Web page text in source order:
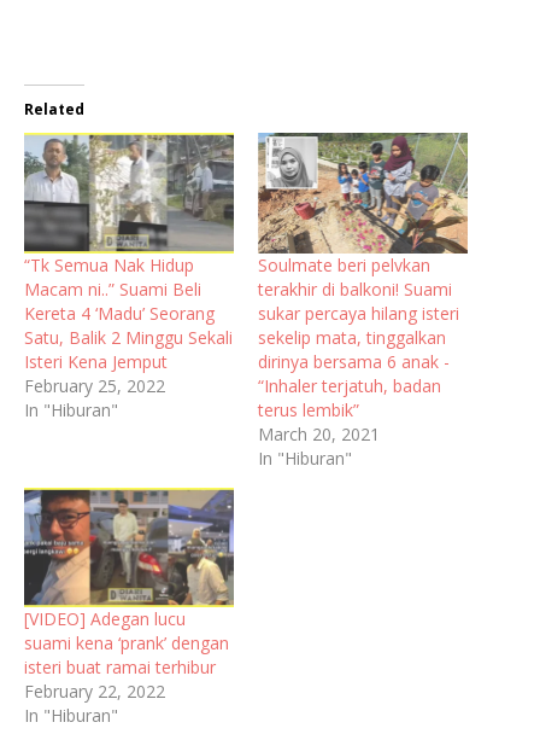
Related
“Tk Semua Nak Hidup
Macam ni..” Suami Beli
Kereta 4 ‘Madu’ Seorang
Satu, Balik 2 Minggu Sekali
Isteri Kena Jemput
February 25, 2022
In "Hiburan"
Soulmate beri pelvkan
terakhir di balkoni! Suami
sukar percaya hilang isteri
sekelip mata, tinggalkan
dirinya bersama 6 anak -
“Inhaler terjatuh, badan
terus lembik”
March 20, 2021
In "Hiburan"
[VIDEO] Adegan lucu
suami kena ‘prank’ dengan
isteri buat ramai terhibur
February 22, 2022
In "Hiburan"